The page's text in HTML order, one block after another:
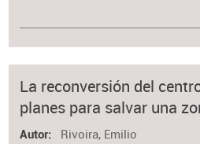
La reconversión del
planes para salvar una
Autor Rivoira, Emilio